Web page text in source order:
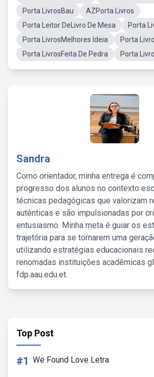
Porta LivrosBau
AZPorta Livros
Porta Leitor DeLivro De Mesa
Porta
Porta LivrosMelhores Ideia
Porta
Porta LivrosFeita De Pedra
Porta
Sandra
Como orientador, minha entrega é
progresso dos alunos no contexto
técnicas pedagógicas que valorizam
autênticas e são impulsionadas por
entusiasmo. Minha meta é guiar os
trajetória para se tornarem uma
utilizando estratégias educacionais
renomadas instituições acadêmicas
fdp.aau.edu.et.
Top Post
#1 We Found Love Letra